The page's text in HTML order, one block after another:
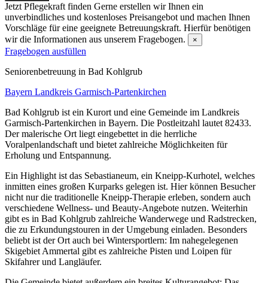
Jetzt Pflegekraft finden Gerne erstellen wir Ihnen ein
unverbindliches und kostenloses Preisangebot und machen Ihnen
Vorschläge für eine geeignete Betreuungskraft. Hierfür benötigen
wir die Informationen aus unserem Fragebogen.
×
Fragebogen ausfüllen
Senioren­betreuung in Bad Kohlgrub
Bayern Landkreis Garmisch-Partenkirchen
Bad Kohlgrub ist ein Kurort und eine Gemeinde im Landkreis
Garmisch-Partenkirchen in Bayern. Die Postleitzahl lautet 82433.
Der malerische Ort liegt eingebettet in die herrliche
Voralpenlandschaft und bietet zahlreiche Möglichkeiten für
Erholung und Entspannung.
Ein Highlight ist das Sebastianeum, ein Kneipp-Kurhotel, welches
inmitten eines großen Kurparks gelegen ist. Hier können Besucher
nicht nur die traditionelle Kneipp-Therapie erleben, sondern auch
verschiedene Wellness- und Beauty-Angebote nutzen. Weiterhin
gibt es in Bad Kohlgrub zahlreiche Wanderwege und Radstrecken,
die zu Erkundungstouren in der Umgebung einladen. Besonders
beliebt ist der Ort auch bei Wintersportlern: Im nahegelegenen
Skigebiet Ammertal gibt es zahlreiche Pisten und Loipen für
Skifahrer und Langläufer.